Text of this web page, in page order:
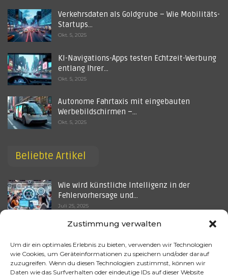
Zustimmung verwalten
Um dir ein optimales Erlebnis zu bieten, verwenden wir Technologien
wie Cookies, um Geräteinformationen zu speichern und/oder darauf
zuzugreifen. Wenn du diesen Technologien zustimmst, können wir
Daten wie das Surfverhalten oder eindeutige IDs auf dieser Website
Verkehrsdaten als Goldgrube – Wie Mobilitäts-
Startups…
Okt. 5, 2025
KI-Navigations-Apps testen Echtzeit-Werbung
entlang Ihrer…
Okt. 5, 2025
Autonome Fahrtaxis mit eingebauten
Werbebildschirmen –…
Okt. 5, 2025
Beliebte Artikel
Wie wird künstliche Intelligenz in der
Fehlervorhersage und…
Juli 25, 2025
Vernetzte Autos senden Daten an
Welche Rolle spielt künstliche Intelligenz in